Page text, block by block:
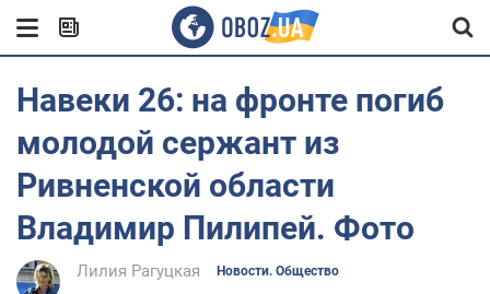
Навеки 26: на фронте погиб
молодой сержант из
Ривненской области
Владимир Пилипей. Фото
Лилия Рагуцкая Новости. Общество